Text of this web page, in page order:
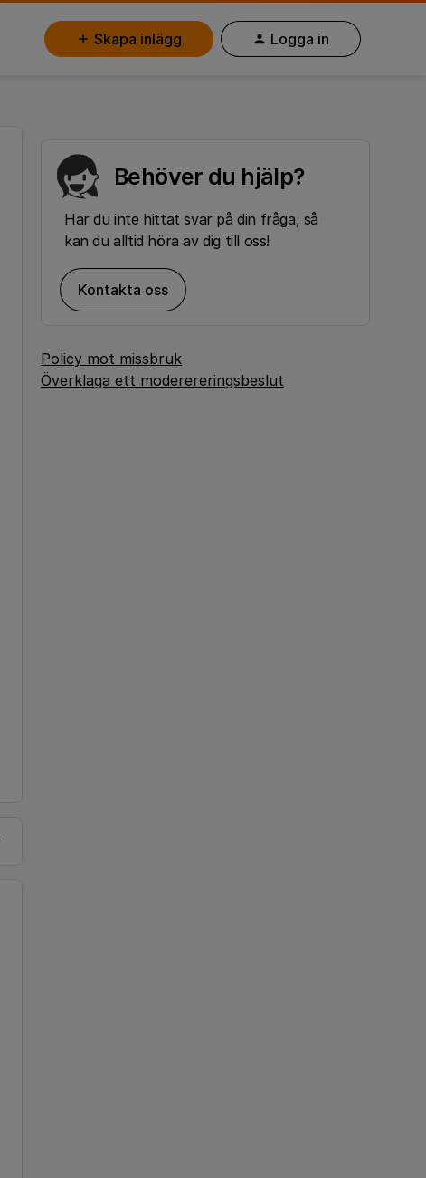
Skapa inlägg Logga in
Behöver du hjälp?
Har du inte hittat svar på din fråga, så
kan du alltid höra av dig till oss!
Kontakta oss
Policy mot missbruk
Överklaga ett moderereringsbeslut